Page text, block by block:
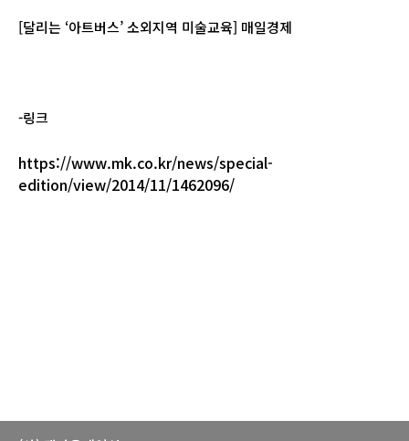
[달리는 ‘아트버스’ 소외지역 미술교육] 매일경제
-링크
https://www.mk.co.kr/news/special-
edition/view/2014/11/1462096/